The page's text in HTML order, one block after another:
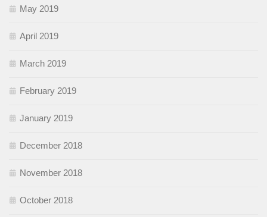
May 2019
April 2019
March 2019
February 2019
January 2019
December 2018
November 2018
October 2018